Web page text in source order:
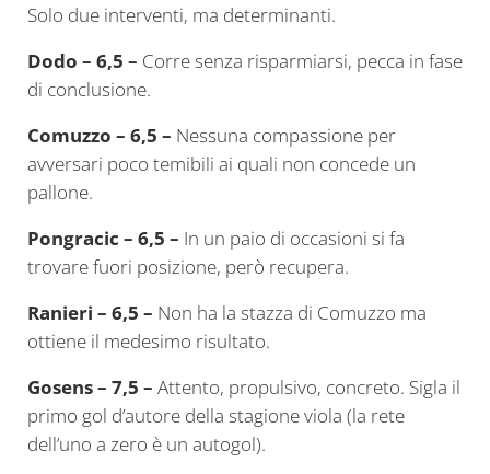
Solo due interventi, ma determinanti.
Dodo – 6,5 – Corre senza risparmiarsi, pecca in fase
di conclusione.
Comuzzo – 6,5 – Nessuna compassione per
avversari poco temibili ai quali non concede un
pallone.
Pongracic – 6,5 – In un paio di occasioni si fa
trovare fuori posizione, però recupera.
Ranieri – 6,5 – Non ha la stazza di Comuzzo ma
ottiene il medesimo risultato.
Gosens – 7,5 – Attento, propulsivo, concreto. Sigla il
primo gol d’autore della stagione viola (la rete
dell’uno a zero è un autogol).